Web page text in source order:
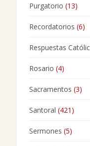
Purgatorio (13)
Recordatorios (6)
Respuestas
Rosario (4)
Sacramentos (3)
Santoral (421)
Sermones (5)